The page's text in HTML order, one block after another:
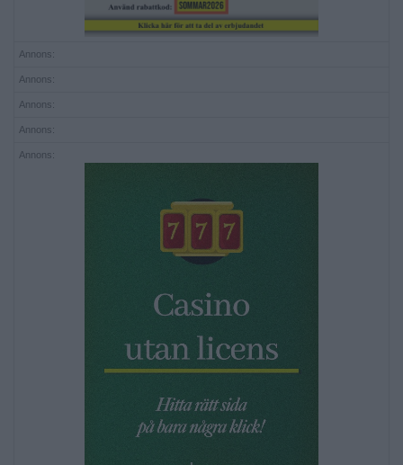
Annons:
Annons:
Annons:
Annons:
Annons: